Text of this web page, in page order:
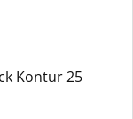
Kontur 25